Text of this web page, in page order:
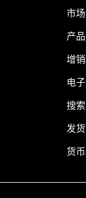
市场
产
增
电
搜
发货
货